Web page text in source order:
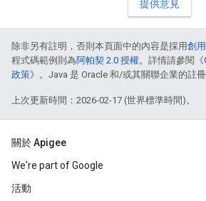
提供意見
除非另有註明，否則本頁面中的內容是採用創
程式碼範例則為阿帕契 2.0 授權。詳情請參閱《
政策》。Java 是 Oracle 和/或其關聯企業的註冊
上次更新時間：2026-02-17 (世界標準時間)。
關於 Apigee
We're part of Google
活動